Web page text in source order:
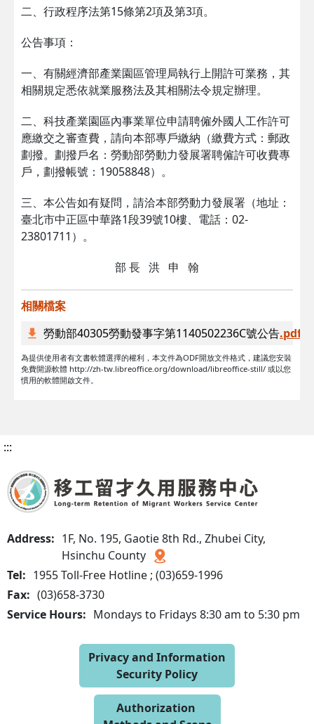
二、行政程序法第15條第2項及第3項。
公告事項：
一、有關經濟部產業園區管理局執行上開許可業務，其
相關規定悉依就業服務法及其相關法令規定辦理。
二、科技產業園區內事業單位申請聘僱外國人工作許可
應繳交之審查費，請向本部專戶繳納（繳費方式：郵政
劃撥。劃撥戶名：勞動部勞動力發展署聘僱許可收費專
戶，劃撥帳號：19058848）。
三、本公告如有疑問，請洽本部勞動力發展署（地址：
臺北市中正區中華路1段39號10樓、電話：02-
23801711）。
部 長 洪 申 翰
相關檔案
勞動部40305勞動發事字第1140502236C號公告.pdf
為提供使用者有文書軟體選擇的權利，本文件為ODF開放文件格式，建議您安裝
免費開源軟體 http://zh-tw.libreoffice.org/download/libreoffice-still/ 或以您
慣用的軟體開啟文件。
:::
Address: 1F, No. 195, Gaotie 8th Rd., Zhubei City,
Hsinchu County
Tel: 1955 Toll-Free Hotline ; (03)659-1996
Fax: (03)658-3730
Service Hours: Mondays to Fridays 8:30 am to 5:30 pm
Privacy and Information
Security Policy
Authorization